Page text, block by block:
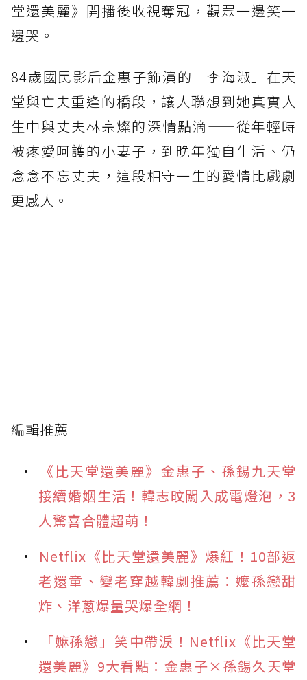
堂還美麗》開播後收視奪冠，觀眾一邊笑一
邊哭。
84歲國民影后金惠子飾演的「李海淑」在天
堂與亡夫重逢的橋段，讓人聯想到她真實人
生中與丈夫林宗燦的深情點滴——從年輕時
被疼愛呵護的小妻子，到晚年獨自生活、仍
念念不忘丈夫，這段相守一生的愛情比戲劇
更感人。
編輯推薦
《比天堂還美麗》金惠子、孫錫九天堂
接續婚姻生活！韓志旼闖入成電燈泡，3
人驚喜合體超萌！
Netflix《比天堂還美麗》爆紅！10部返
老還童、變老穿越韓劇推薦：嬤孫戀甜
炸、洋蔥爆量哭爆全網！
「嫲孫戀」笑中帶淚！Netflix《比天堂
還美麗》9大看點：金惠子×孫錫久天堂